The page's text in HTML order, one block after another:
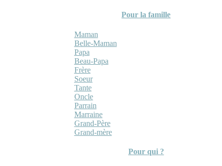
Pour la famille
Maman
Belle-Maman
Papa
Beau-Papa
Frère
Soeur
Tante
Oncle
Parrain
Marraine
Grand-Père
Grand-mère
Pour qui ?